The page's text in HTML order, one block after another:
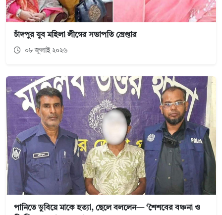
চাঁদপুর যুব মহিলা লীগের সভাপতি গ্রেপ্তার
০৮ জুলাই ২০২৬
পানিতে ডুবিয়ে মাকে হত্যা, ছেলে বললেন— ‘শৈশবের বঞ্চনা ও